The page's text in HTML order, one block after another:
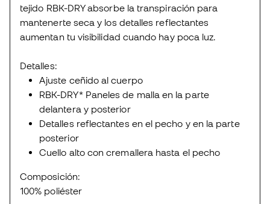
tejido RBK-DRY absorbe la transpiración para
mantenerte seca y los detalles reflectantes
aumentan tu visibilidad cuando hay poca luz.
Detalles:
Ajuste ceñido al cuerpo
RBK-DRY* Paneles de malla en la parte
delantera y posterior
Detalles reflectantes en el pecho y en la parte
posterior
Cuello alto con cremallera hasta el pecho
Composición:
100% poliéster